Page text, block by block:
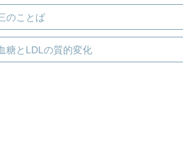
のことば
糖とLDLの質的変化